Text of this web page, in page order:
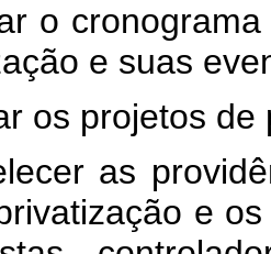
o
e suas
os projetos de
as
e